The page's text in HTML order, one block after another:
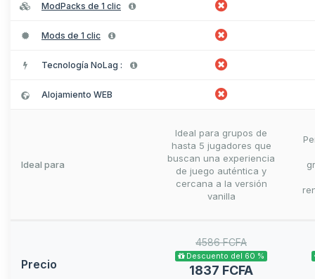
ModPacks de 1 clic
Mods de 1 clic
Tecnología NoLag :
Alojamiento WEB
Ideal para
Ideal para grupos de
hasta 5 jugadores que
buscan una experiencia
de juego auténtica y
cercana a la versión
vanilla
Precio
4586 FCFA
Descuento del 60 %
1837 FCFA